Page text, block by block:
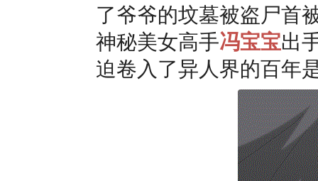
了爷爷的坟墓被盗尸首
神秘美女高手冯宝宝出
迫卷入了异人界的百年